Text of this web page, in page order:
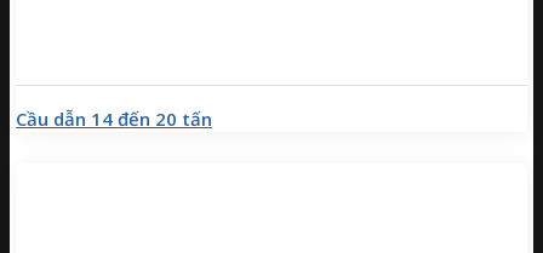
Cầu dẫn 14 đến 20 tấn